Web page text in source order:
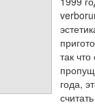
так
года,